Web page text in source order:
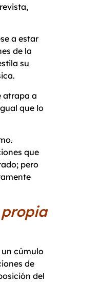
a estar
de la
su
atrapa a
que lo
que
pero
cúmulo
de
del